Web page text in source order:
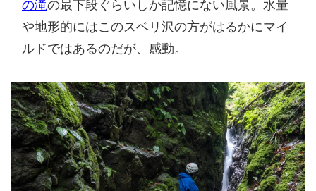
の滝の最下段ぐらいしか記憶にない風景。水量
や地形的にはこのスベリ沢の方がはるかにマイ
ルドではあるのだが、感動。